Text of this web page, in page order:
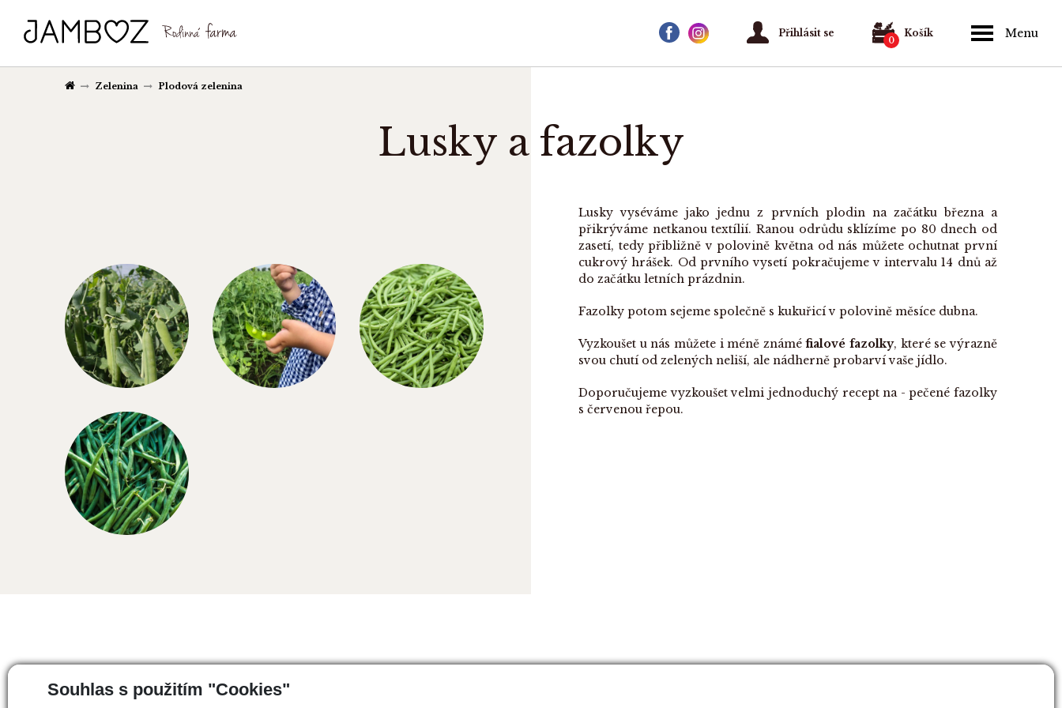
Souhlas s použitím "Cookies"
Přihlásit se
0
Košík Menu
Zelenina Plodová zelenina
Lusky a fazolky
Lusky vyséváme jako jednu z prvních plodin na začátku března a
přikrýváme netkanou textílií. Ranou odrůdu sklízíme po 80 dnech od
zasetí, tedy přibližně v polovině května od nás můžete ochutnat první
cukrový hrášek. Od prvního vysetí pokračujeme v intervalu 14 dnů až
do začátku letních prázdnin.
Fazolky potom sejeme společně s kukuřicí v polovině měsíce dubna.
Vyzkoušet u nás můžete i méně známéfialové fazolky, které se výrazně
svou chutí od zelených neliší, ale nádherně probarví vaše jídlo.
Doporučujeme vyzkoušet velmi jednoduchý recept na - pečené fazolky
s červenou řepou.